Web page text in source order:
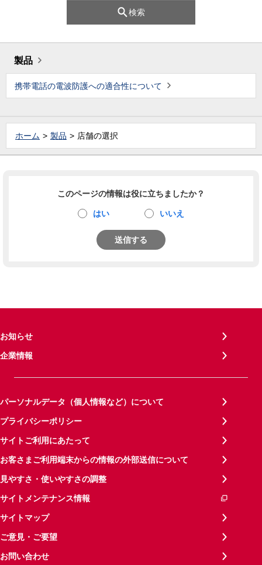
検索
製品
携帯電話の電波防護への適合性について
ホーム 製品 店舗の選択
このページの情報は役に立ちましたか？
はい いいえ
送信する
お知らせ
企業情報
パーソナルデータ（個人情報など）について
プライバシーポリシー
サイトご利用にあたって
お客さまご利用端末からの情報の外部送信について
見やすさ・使いやすさの調整
サイトメンテナンス情報
サイトマップ
ご意見・ご要望
お問い合わせ